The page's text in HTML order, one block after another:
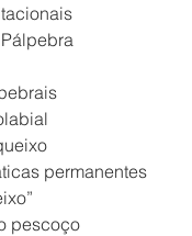
permanentes
pescoço